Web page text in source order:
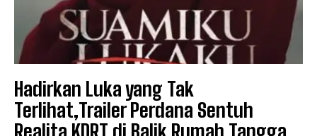
Hadirkan Luka yang Tak
Terlihat,Trailer Perdana Sentuh